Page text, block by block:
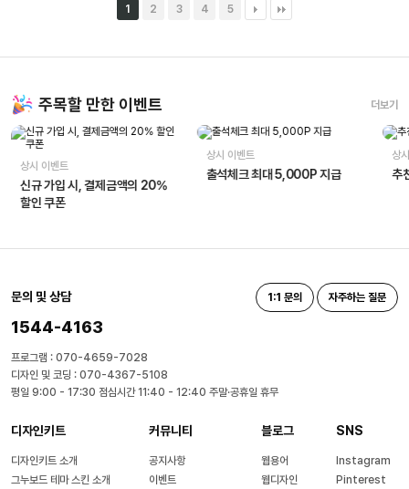
1 2 3 4 5
주목할 만한 이벤트 더보기
상시 이벤트
신규 가입 시, 결제금액의 20%
할인 쿠폰
상시 이벤트
출석체크 최대 5,000P 지급
상
추
문의 및 상담
1544-4163
프로그램 : 070-4659-7028
디자인 및 코딩 : 070-4367-5108
평일 9:00 - 17:30 점심시간 11:40 - 12:40 주말·공휴일 휴무
디자인키트
디자인키트 소개
그누보드 테마 스킨 소개
커뮤니티
공지사항
이벤트
블로그
웹용어
웹디자인
SNS
Instagram
Pinterest
1:1 문의 자주하는 질문